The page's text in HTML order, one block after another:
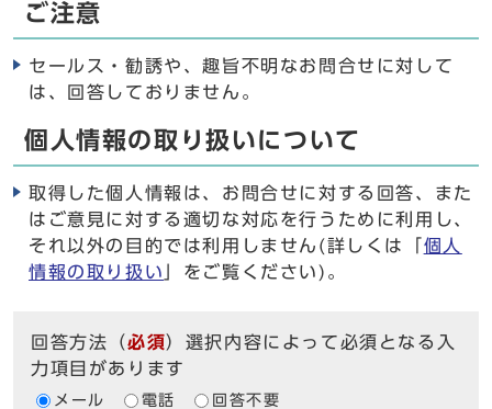
ご注意
セールス・勧誘や、趣旨不明なお問合せに対して
は、回答しておりません。
個人情報の取り扱いについて
取得した個人情報は、お問合せに対する回答、また
はご意見に対する適切な対応を行うために利用し、
それ以外の目的では利用しません(詳しくは「 個人
情報の取り扱い
」をご覧ください)。
回答方法 （必須）選択内容によって必須となる入
力項目があります
メール 電話 回答不要